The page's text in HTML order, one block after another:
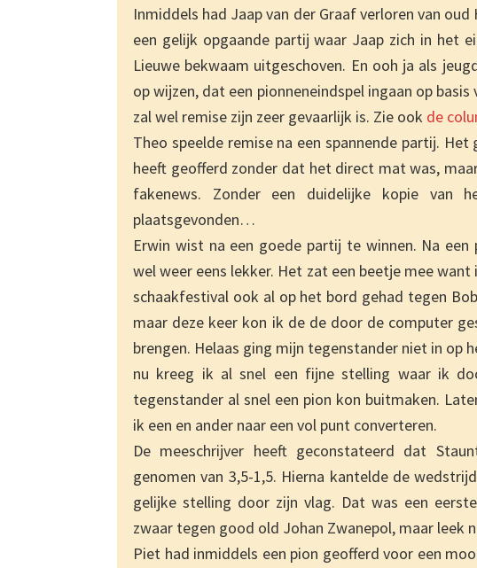
Inmiddels had Jaap van der Graaf verloren van
een gelijk opgaande partij waar Jaap zich in het
Lieuwe bekwaam uitgeschoven. En ooh ja als
op wijzen, dat een pionneneindspel ingaan op
zal wel remise zijn zeer gevaarlijk is. Zie ook de
Theo speelde remise na een spannende partij.
heeft geofferd zonder dat het direct mat was,
fakenews. Zonder een duidelijke kopie van
plaatsgevonden…
Erwin wist na een goede partij te winnen. Na
wel weer eens lekker. Het zat een beetje mee
schaakfestival ook al op het bord gehad tegen
maar deze keer kon ik de de door de computer
brengen. Helaas ging mijn tegenstander niet in op
nu kreeg ik al snel een fijne stelling waar ik
tegenstander al snel een pion kon buitmaken.
ik een en ander naar een vol punt converteren.
De meeschrijver heeft geconstateerd dat
genomen van 3,5-1,5. Hierna kantelde de
gelijke stelling door zijn vlag. Dat was een
zwaar tegen good old Johan Zwanepol, maar leek
Piet had inmiddels een pion geofferd voor een